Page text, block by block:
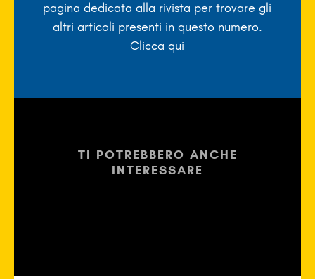
pagina dedicata alla rivista per trovare gli
altri articoli presenti in questo numero.
Clicca qui
TI POTREBBERO ANCHE
INTERESSARE